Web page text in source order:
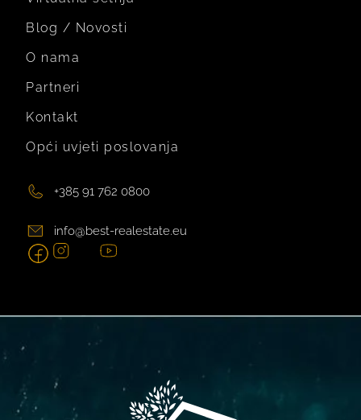
Blog / Novosti
O nama
Partneri
Kontakt
Opći uvjeti poslovanja
+385 91 762 0800
info@best-realestate.eu